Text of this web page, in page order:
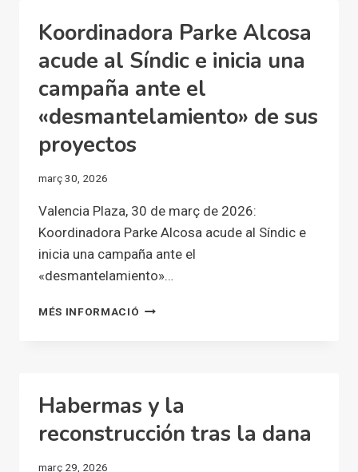
DENUNCIA
ANTE
EL
SÍNDIC
DE
DEL
AYUNTAMIENTO
DE
ALFAFAR
Y
Koordinadora Parke Alcosa
acude al Síndic e inicia una
campaña ante el
«desmantelamiento» de sus
proyectos
març 30, 2026
Valencia Plaza, 30 de març de 2026:
Koordinadora Parke Alcosa acude al Síndic e
inicia una campaña ante el
«desmantelamiento»…
MÉS INFORMACIÓ KOORDINADORA
E
INICIA
UNA
Habermas y la
reconstrucción tras la dana
març 29, 2026